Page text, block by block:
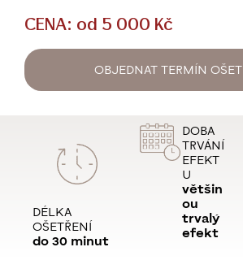
CENA: od 5 000 Kč
OBJEDNAT TERMÍN
DÉLKA
OŠETŘENÍ
do 30 minut
DOBA
TRVÁNÍ
EFEKT
U
většin
ou
trvalý
efekt